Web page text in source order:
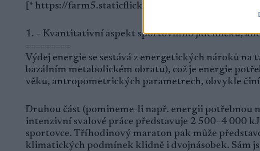
[* https://farm5.staticflickr.com/4700/
1. – Kvantitativní aspekt sportovního jídelníčku,
=========
Výdej energie se sestává z energetických nároků na
bazálním metabolickém obratu), což je energie
věku, antropometrických parametrech, obvykle
Druhou část (pomineme-li např. energii
intenzivní svalové práce představuje 2 500–4 000
sportovce. Tříhodinový maraton pak může
klimatických podmínek klidně i dvojnásobek. Sám